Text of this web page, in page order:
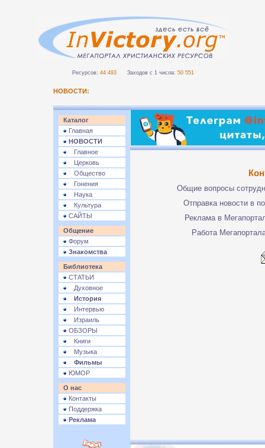
Ресурсов: 44 493 Заходов с 1 числа: 50 551
НОВОСТИ:
Каталог
Главная
НОВОСТИ
Главное
Церковь
Общество
Гонения
Наука
Культура
САЙТЫ
Общение
Форум
Знакомства
Библиотека
СТАТЬИ
Духовное
История
Интервью
Израиль
ОБЗОРЫ
Книги
Музыка
Фильмы
ЮМОР
О нас
Контакты
Поддержка
Реклама
Общие вопросы
Отправка новости в
Реклама в
Работа